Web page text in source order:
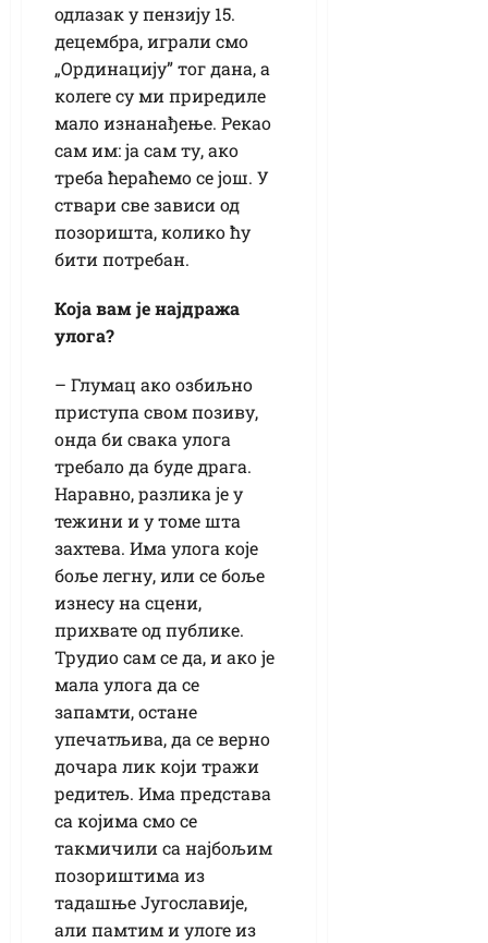
одлазак у пензију 15.
децембра, играли смо
„Ординацију” тог дана, а
колеге су ми приредиле
мало изнанађење. Рекао
сам им: ја сам ту, ако
треба ћераћемо се још. У
ствари све зависи од
позоришта, колико ћу
бити потребан.
Која вам је најдража
улога?
– Глумац ако озбиљно
приступа свом позиву,
онда би свака улога
требало да буде драга.
Наравно, разлика је у
тежини и у томе шта
захтева. Има улога које
боље легну, или се боље
изнесу на сцени,
прихвате од публике.
Трудио сам се да, и ако је
мала улога да се
запамти, остане
упечатљива, да се верно
дочара лик који тражи
редитељ. Има представа
са којима смо се
такмичили са најбољим
позориштима из
тадашње Југославије,
али памтим и улоге из